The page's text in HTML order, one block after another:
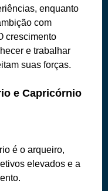
enquanto
com
crescimento
e trabalhar
suas forças.
e Capricórnio
é o arqueiro,
elevados e a